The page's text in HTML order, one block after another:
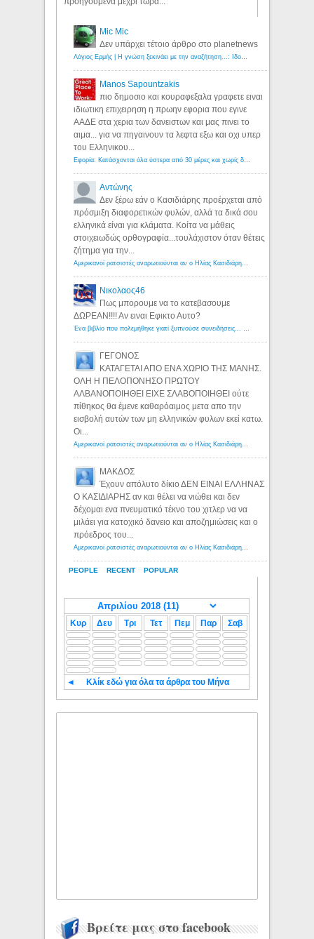
PEOPLE RECENT POPULAR
Mic Mic
Δεν υπάρχει τέτοιο άρθρο στο planetnews
Λόγιος Ερμής | Η γνώση ξεκινάει με την αναζήτηση...: Ιδού οι 18 που χρωστούν 11 δις ευρώ!
Manos Sapountzakis
πιο δημοσιο και κουραφεξαλα γραφετε ειναι
ιδιωτικη επιχειρηση η πρωην εφορια που εγινε
ΑΑΔΕ στα χερια των δανειστων και μας πινει το
αιμα... για να πηγαινουν τα λεφτα εξω και οχι υπερ
του Ελληνικου...
Εφορία: Κατάσχονται όλα ύστερα από 30 μέρες και χωρίς δικαστικές αποφάσεις - Λόγιος Ερμής
Αντώνης
Δεν ξέρω εάν ο Κασιδιάρης προέρχεται από
πρόσμιξη διαφορετικών φυλών, αλλά τα δικά σου
ελληνικά είναι για κλάματα. Κοίτα να μάθεις
στοιχειωδώς ορθογραφία...τουλάχιστον όταν θέτεις
ζήτημα για την...
Αμερικανοί ρατσιστές αναρωτιούνται αν ο Ηλίας Κασιδιάρης ανήκει στη λευκή φυλή... - Λόγιος Ερμής
Νικολαος46
Πως μπορουμε να το κατεβασουμε
ΔΩΡΕΑΝ!!!! Αν ειναι Εφικτο Αυτο?
Ένα βιβλίο που πολεμήθηκε γιατί ξυπνούσε συνειδήσεις... - Λόγιος Ερμής | Η γνώση ξεκινάει με την αναζήτηση...
ΓΕΓΟΝΟΣ
ΚΑΤΑΓΕΤΑΙ ΑΠΟ ΕΝΑ ΧΩΡΙΟ ΤΗΣ ΜΑΝΗΣ.
ΟΛΗ Η ΠΕΛΟΠΟΝΗΣΟ ΠΡΩΤΟΥ
ΑΛΒΑΝΟΠΟΙΗΘΕΙ ΕΙΧΕ ΣΛΑΒΟΠΟΙΗΘΕΙ ούτε
πίθηκος θα έμενε καθαρόαιμος μετα απο την
εισβολή αυτών των μη ελληνικών φυλων εκεί κατω.
Οι...
Αμερικανοί ρατσιστές αναρωτιούνται αν ο Ηλίας Κασιδιάρης ανήκει στη λευκή φυλή... - Λόγιος Ερμής
ΜΑΚΔΟΣ
Έχουν απόλυτο δίκιο ΔΕΝ ΕΙΝΑΙ ΕΛΛΗΝΑΣ
Ο ΚΑΣΙΔΙΑΡΗΣ αν και θέλει να νιώθει και δεν
δέχομαι ενα πνευματικό τέκνο του χιτλερ να να
μιλάει για κατοχικό δανειο και αποζημιώσεις και ο
πρόεδρος του...
Αμερικανοί ρατσιστές αναρωτιούνται αν ο Ηλίας Κασιδιάρης ανήκει στη λευκή φυλή... - Λόγιος Ερμής
Κυρ Δευ Τρι Τετ Πεμ Παρ Σαβ
◄ Κλίκ εδώ για όλα τα άρθρα του Μήνα
Βρείτε μας στο facebook